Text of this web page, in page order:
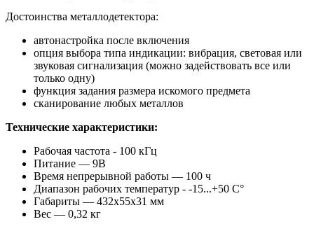
Достоинства металлодетектора:
автонастройка после включения
опция выбора типа индикации: вибрация, световая или
звуковая сигнализация (можно задействовать все или
только одну)
функция задания размера искомого предмета
сканирование любых металлов
Технические характеристики:
Рабочая частота - 100 кГц
Питание — 9В
Время непрерывной работы — 100 ч
Диапазон рабочих температур - -15...+50 С°
Габариты — 432х55х31 мм
Вес — 0,32 кг